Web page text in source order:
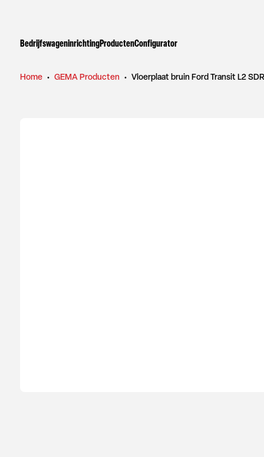
BedrijfswageninrichtingProductenConfigurator
Home • GEMA Producten • Vloerplaat bruin Ford Transit L2 SDR